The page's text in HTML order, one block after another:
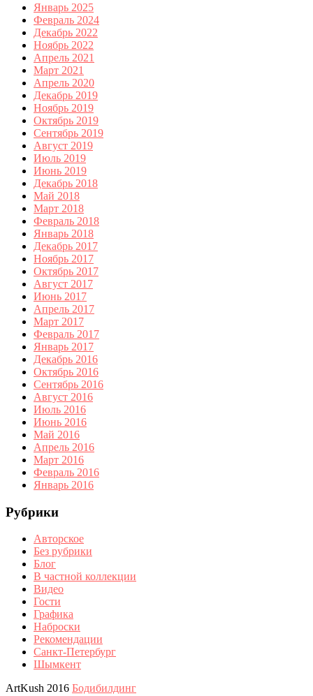
Январь 2025
Февраль 2024
Декабрь 2022
Ноябрь 2022
Апрель 2021
Март 2021
Апрель 2020
Декабрь 2019
Ноябрь 2019
Октябрь 2019
Сентябрь 2019
Август 2019
Июль 2019
Июнь 2019
Декабрь 2018
Май 2018
Март 2018
Февраль 2018
Январь 2018
Декабрь 2017
Ноябрь 2017
Октябрь 2017
Август 2017
Июнь 2017
Апрель 2017
Март 2017
Февраль 2017
Январь 2017
Декабрь 2016
Октябрь 2016
Сентябрь 2016
Август 2016
Июль 2016
Июнь 2016
Май 2016
Апрель 2016
Март 2016
Февраль 2016
Январь 2016
Рубрики
Авторское
Без рубрики
Блог
В частной коллекции
Видео
Гости
Графика
Наброски
Рекомендации
Санкт-Петербург
Шымкент
ArtKush 2016 Бодибилдинг